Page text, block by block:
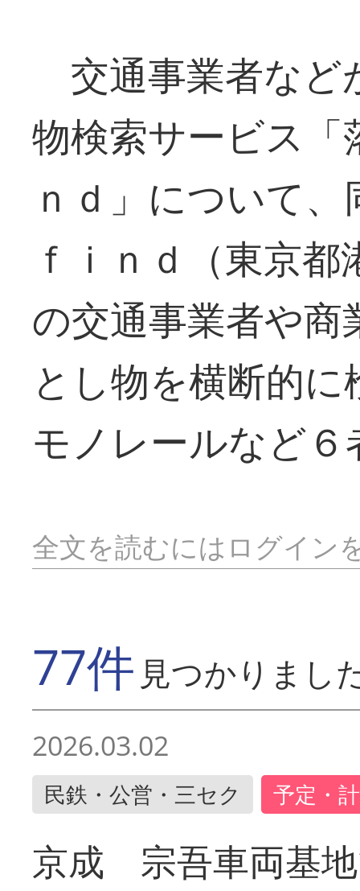
交通事業者など
物検索サービス
ｎｄ」について
ｆｉｎｄ（東京
の交通事業者や
とし物を横断的
モノレールなど
全文を読むにはログイン
77件 見つかりまし
2026.03.02
民鉄・公営・三セク 予定・
京成 宗吾車両基